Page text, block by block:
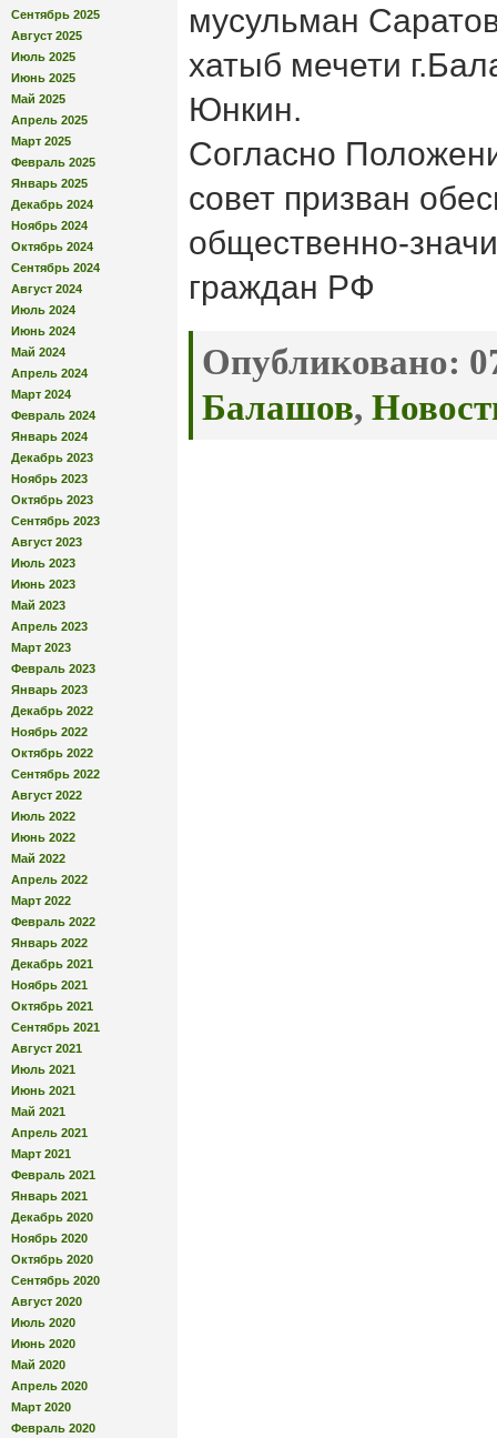
Сентябрь 2025
Август 2025
Июль 2025
Июнь 2025
Май 2025
Апрель 2025
Март 2025
Февраль 2025
Январь 2025
Декабрь 2024
Ноябрь 2024
Октябрь 2024
Сентябрь 2024
Август 2024
Июль 2024
Июнь 2024
Май 2024
Апрель 2024
Март 2024
Февраль 2024
Январь 2024
Декабрь 2023
Ноябрь 2023
Октябрь 2023
Сентябрь 2023
Август 2023
Июль 2023
Июнь 2023
Май 2023
Апрель 2023
Март 2023
Февраль 2023
Январь 2023
Декабрь 2022
Ноябрь 2022
Октябрь 2022
Сентябрь 2022
Август 2022
Июль 2022
Июнь 2022
Май 2022
Апрель 2022
Март 2022
Февраль 2022
Январь 2022
Декабрь 2021
Ноябрь 2021
Октябрь 2021
Сентябрь 2021
Август 2021
Июль 2021
Июнь 2021
Май 2021
Апрель 2021
Март 2021
Февраль 2021
Январь 2021
Декабрь 2020
Ноябрь 2020
Октябрь 2020
Сентябрь 2020
Август 2020
Июль 2020
Июнь 2020
Май 2020
Апрель 2020
Март 2020
Февраль 2020
мусульман
хатыб мечети
Юнкин.
Согласно
совет призван
общественно-
граждан РФ
Опубликовано:
Балашов,